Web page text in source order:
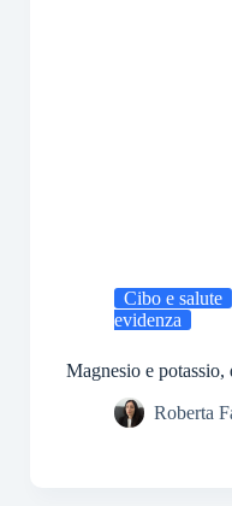
Cibo e salute
evidenza
Magnesio e
Roberta